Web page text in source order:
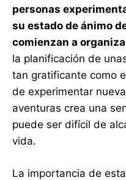
personas
su estado de ánimo
comienzan a
la planificación de
tan gratificante como
de experimentar
aventuras crea una
puede ser difícil de
vida.
La importancia de